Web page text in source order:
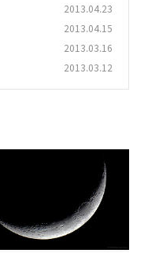
2013.04.23
2013.04.15
2013.03.16
2013.03.12